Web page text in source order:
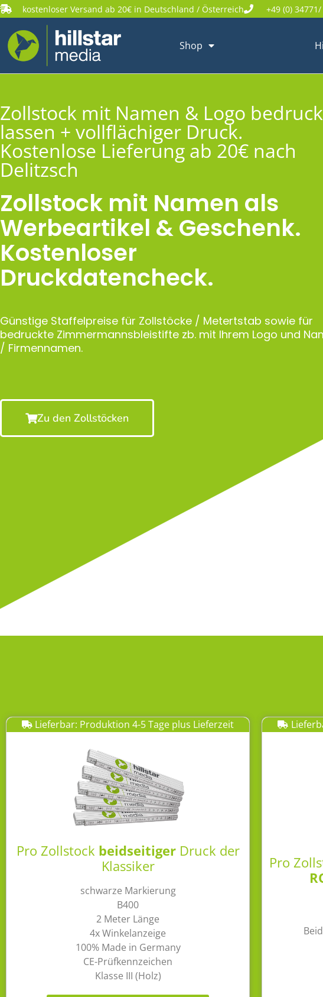
kostenloser Versand ab 20€ in Deutschland / Österreich +49 (0) 34771/
Shop
Zollstock mit Namen & Logo
lassen + vollflächiger Druck.
Kostenlose Lieferung ab 20€ nach
Delitzsch
Zollstock mit Namen als
Werbeartikel & Geschenk.
Kostenloser
Druckdatencheck.
Günstige Staffelpreise für Zollstöcke / Metertstab sowie für
bedruckte Zimmermannsbleistifte zb. mit Ihrem Logo und
/ Firmennamen.
Zu den Zollstöcken
Lieferbar: Produktion 4-5 Tage plus Lieferzeit
Pro Zollstock beidseitiger Druck der
Klassiker
schwarze Markierung
B400
2 Meter Länge
4x Winkelanzeige
100% Made in Germany
CE-Prüfkennzeichen
Klasse III (Holz)
Pro